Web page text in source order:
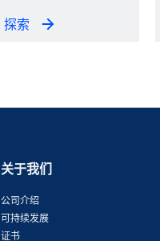
探索
关于我们
公司介绍
可持续发展
证书